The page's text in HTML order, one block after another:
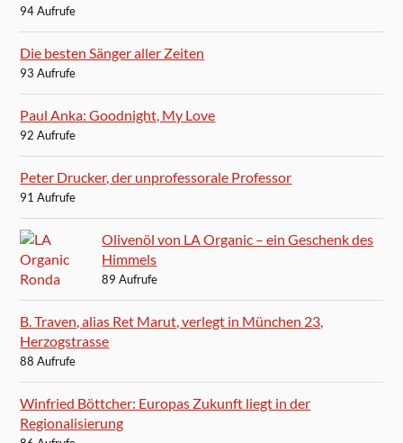
94 Aufrufe
Die besten Sänger aller Zeiten
93 Aufrufe
Paul Anka: Goodnight, My Love
92 Aufrufe
Peter Drucker, der unprofessorale Professor
91 Aufrufe
Olivenöl von LA Organic – ein Geschenk des
Himmels
89 Aufrufe
B. Traven, alias Ret Marut, verlegt in München 23,
Herzogstrasse
88 Aufrufe
Winfried Böttcher: Europas Zukunft liegt in der
Regionalisierung